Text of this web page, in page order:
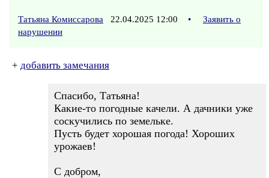
Татьяна Комиссарова 22.04.2025 12:00 •
Заявить о
нарушении
+ добавить замечания
Спасибо, Татьяна!
Какие-то погодные качели. А дачники уже
соскучились по земельке.
Пусть будет хорошая погода! Хороших
урожаев!
С добром,